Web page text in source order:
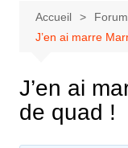
Accueil
J’en ai marre
J’en ai
de quad !